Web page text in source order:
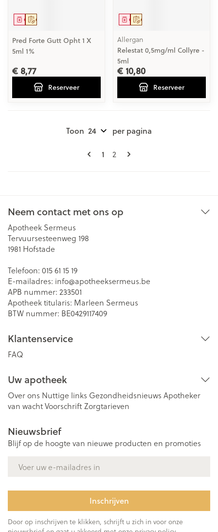
Op voorschrift
Geneesmiddel
Pred Forte Gutt Opht 1 X
5ml 1%
€ 8,77
Reserveer
Op voorschrift
Geneesmiddel
Allergan
Relestat 0,5mg/ml Collyre -
5ml
€ 10,80
Reserveer
Pagina's
U lees momenteel pagina
1 Pagina
2
Toon per pagina
Neem contact met ons op
Apotheek Sermeus
Tervuursesteenweg 198
1981 Hofstade
Telefoon: 015 61 15 19
E-mailadres: info@apotheeksermeus.be
APB nummer: 233501
Apotheek titularis: Marleen Sermeus
BTW nummer: BE0429117409
Klantenservice
FAQ
Uw apotheek
Over ons Nuttige links Gezondheidsnieuws Apotheker
van wachtVoorschriftZorgtarieven
Nieuwsbrief
Blijf op de hoogte van nieuwe producten en promoties
Inschrijven
Door op inschrijven te klikken, schrijft u zich in voor onze